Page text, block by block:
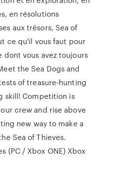
en résolutions
aux trésors, Sea of
ce qu'il vous faut pour
dont vous avez toujours
the Sea Dogs and
of treasure-hunting
skill! Competition is
crew and rise above
new way to make a
Sea of Thieves.
(PC / Xbox ONE) Xbox